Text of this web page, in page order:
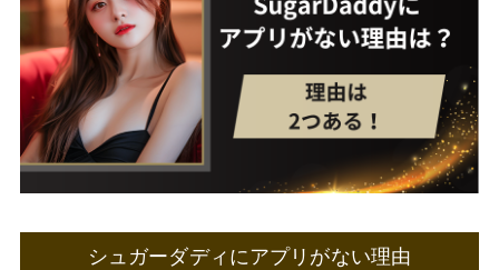
画面に追加
専用のメールアドレスを作成＆登録メールア
ドレス変更
SugarDaddy(シュガーダディ)はアプリはな
いけど安心して利用できるサイト
シュガーダディにアプリがない理由